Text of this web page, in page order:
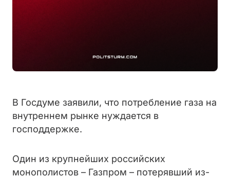
В Госдуме заявили, что потребление газа на
внутреннем рынке нуждается в
господдержке.
Один из крупнейших российских
монополистов – Газпром – потерявший из-